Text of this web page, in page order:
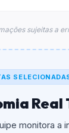
dáR$ 155,00
valor minimo
de
sujeitas a
Real
monitora a